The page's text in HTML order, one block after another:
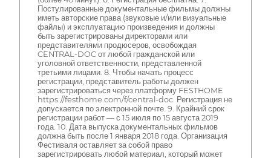
Постулированные документальные фильмы должны
иметь авторские права (звуковые и/или визуальные
файлы) и эксплуатацию произведения и должны
быть зарегистрированы директорами или
представителями продюсеров, освобождая
CENTRAL-DOC от любой гражданской или
уголовной ответственности, представленной
третьими лицами. 8. Чтобы начать процесс
регистрации, представитель работы должен
зарегистрироваться через платформу FESTHOME
https://festhome.com/f/central-doc. Регистрация не
допускается по электронной почте. 9. Крайний срок
регистрации работ — с 15 июля по 15 августа 2019
года. 10. Дата выпуска документальных фильмов
должна быть после 1 января 2018 года. Организация
Фестиваля оставляет за собой право
зарегистрировать любой материал, который может